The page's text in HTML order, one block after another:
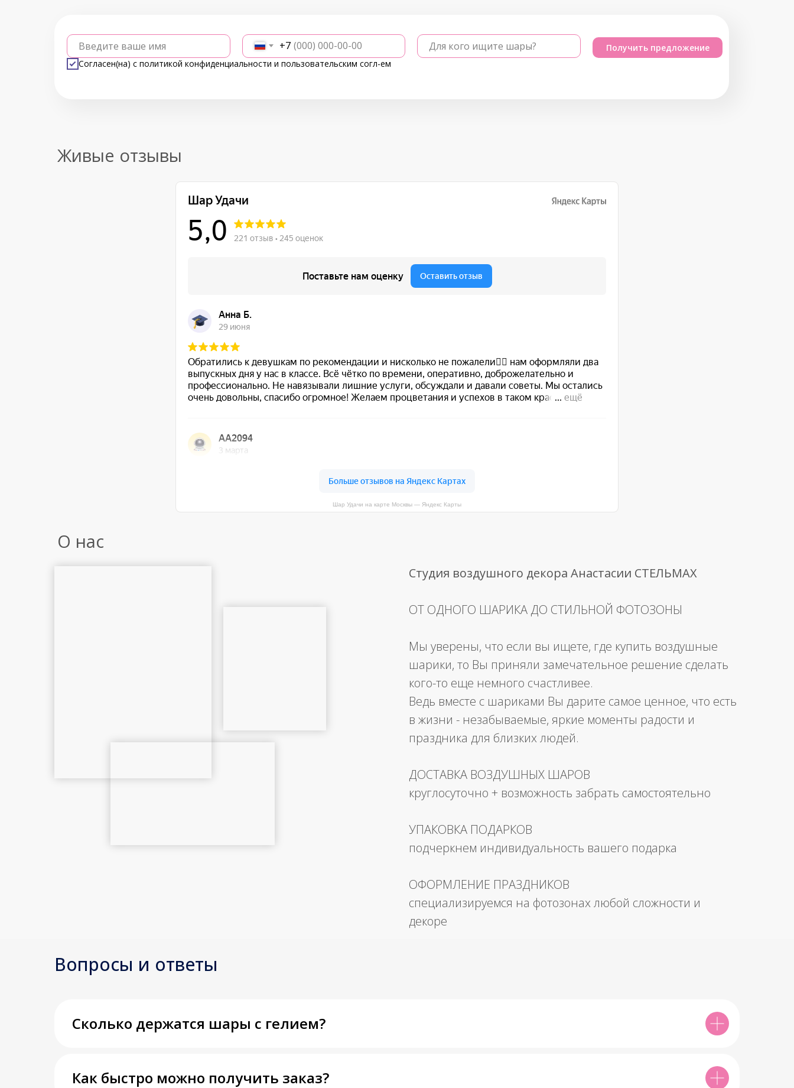
Введите ваше имя +7 Для кого ищите шары?
Согласен(на) с политикой конфиденциальности и пользовательским согл-ем
Получить предложение
Живые отзывы
Шар Удачи на карте Москвы — Яндекс Карты
О нас
Студия воздушного декора Анастасии СТЕЛЬМАХ
ОТ ОДНОГО ШАРИКА ДО СТИЛЬНОЙ ФОТОЗОНЫ
Мы уверены, что если вы ищете, где купить воздушные
шарики, то Вы приняли замечательное решение сделать
кого-то еще немного счастливее.
Ведь вместе с шариками Вы дарите самое ценное, что есть
в жизни - незабываемые, яркие моменты радости и
праздника для близких людей.
ДОСТАВКА ВОЗДУШНЫХ ШАРОВ
круглосуточно + возможность забрать самостоятельно
УПАКОВКА ПОДАРКОВ
подчеркнем индивидуальность вашего подарка
ОФОРМЛЕНИЕ ПРАЗДНИКОВ
специализируемся на фотозонах любой сложности и
декоре
Вопросы и ответы
Сколько держатся шары с гелием?
Как быстро можно получить заказ?